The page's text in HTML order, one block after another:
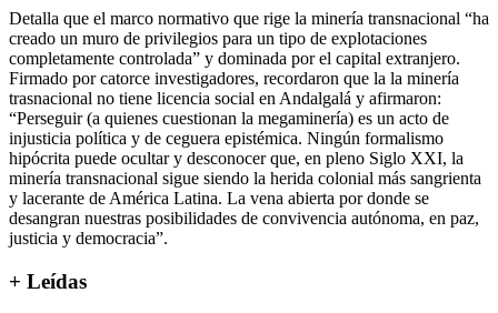
Detalla que el marco normativo que rige la minería transnacional “ha
creado un muro de privilegios para un tipo de explotaciones
completamente controlada” y dominada por el capital extranjero.
Firmado por catorce investigadores, recordaron que la la minería
trasnacional no tiene licencia social en Andalgalá y afirmaron:
“Perseguir (a quienes cuestionan la megaminería) es un acto de
injusticia política y de ceguera epistémica. Ningún formalismo
hipócrita puede ocultar y desconocer que, en pleno Siglo XXI, la
minería transnacional sigue siendo la herida colonial más sangrienta
y lacerante de América Latina. La vena abierta por donde se
desangran nuestras posibilidades de convivencia autónoma, en paz,
justicia y democracia”.
+ Leídas